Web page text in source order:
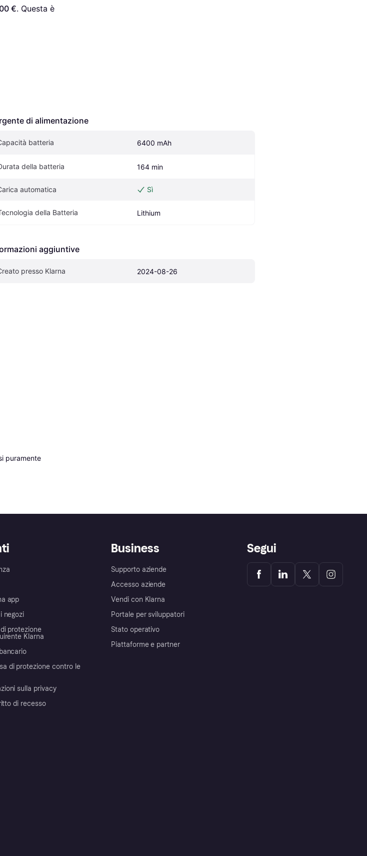
€. Questa è
di alimentazione
batteria 6400 mAh
della batteria 164 min
automatica Sì
della Batteria Lithium
aggiuntive
presso Klarna 2024-08-26
puramente
app
negozi
protezione
Klarna
di protezione contro le
sulla privacy
di recesso
Business
Supporto aziende
Accesso aziende
Vendi con Klarna
Portale per sviluppatori
Stato operativo
Piattaforme e partner
Segui